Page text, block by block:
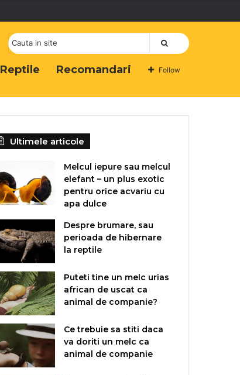
Cauta
Reptile Recomandari Follow
Ultimele articole
Melcul iepure sau melcul
elefant – un plus exotic
pentru orice acvariu cu
apa dulce
Despre brumare, sau
perioada de hibernare
la reptile
Puteti tine un melc urias
african de uscat ca
animal de companie?
Ce trebuie sa stiti daca
va doriti un melc ca
animal de companie